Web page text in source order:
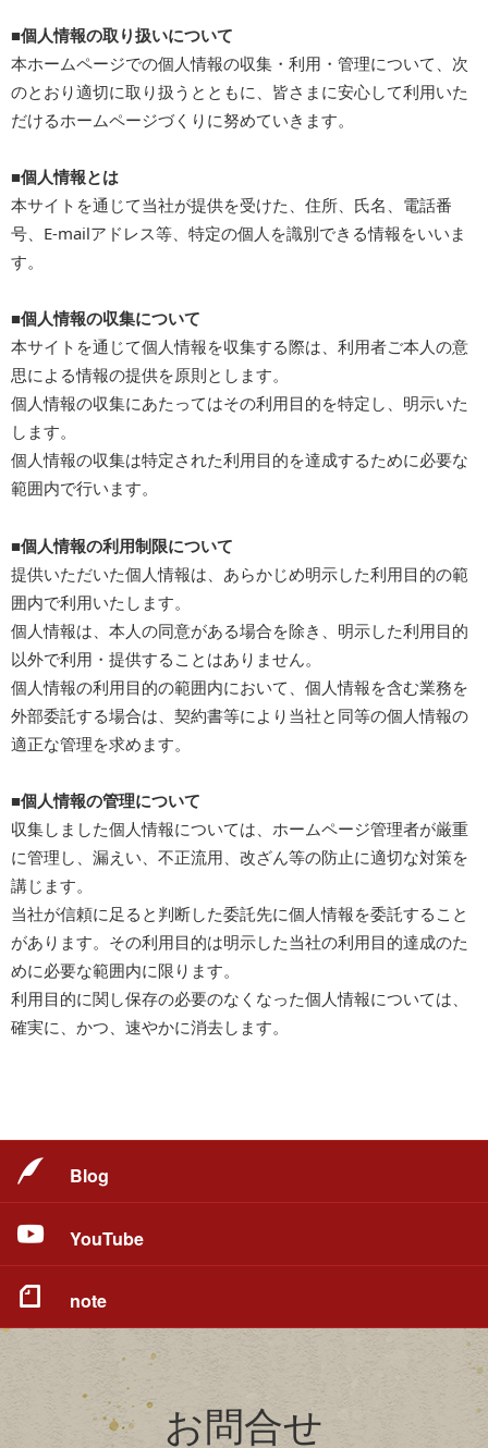
■個人情報の取り扱いについて
本ホームページでの個人情報の収集・利用・管理について、次
のとおり適切に取り扱うとともに、皆さまに安心して利用いた
だけるホームページづくりに努めていきます。
■個人情報とは
本サイトを通じて当社が提供を受けた、住所、氏名、電話番
号、E-mailアドレス等、特定の個人を識別できる情報をいいま
す。
■個人情報の収集について
本サイトを通じて個人情報を収集する際は、利用者ご本人の意
思による情報の提供を原則とします。
個人情報の収集にあたってはその利用目的を特定し、明示いた
します。
個人情報の収集は特定された利用目的を達成するために必要な
範囲内で行います。
■個人情報の利用制限について
提供いただいた個人情報は、あらかじめ明示した利用目的の範
囲内で利用いたします。
個人情報は、本人の同意がある場合を除き、明示した利用目的
以外で利用・提供することはありません。
個人情報の利用目的の範囲内において、個人情報を含む業務を
外部委託する場合は、契約書等により当社と同等の個人情報の
適正な管理を求めます。
■個人情報の管理について
収集しました個人情報については、ホームページ管理者が厳重
に管理し、漏えい、不正流用、改ざん等の防止に適切な対策を
講じます。
当社が信頼に足ると判断した委託先に個人情報を委託すること
があります。その利用目的は明示した当社の利用目的達成のた
めに必要な範囲内に限ります。
利用目的に関し保存の必要のなくなった個人情報については、
確実に、かつ、速やかに消去します。
Blog
YouTube
note
お問合せ